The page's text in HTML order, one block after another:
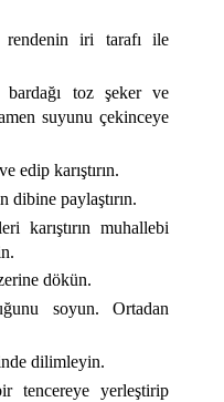
rendenin iri tarafı ile
bardağı toz şeker ve
suyunu çekinceye
edip karıştırın.
dibine paylaştırın.
karıştırın muhallebi
dökün.
soyun. Ortadan
dilimleyin.
tencereye yerleştirip